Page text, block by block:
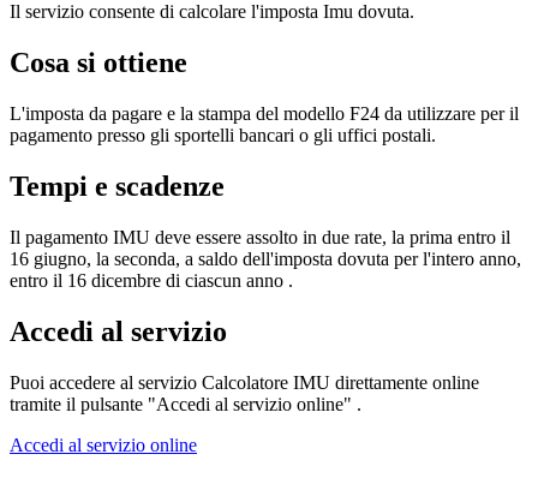
Il servizio consente di calcolare l'imposta Imu dovuta.
Cosa si ottiene
L'imposta da pagare e la stampa del modello F24 da utilizzare per il
pagamento presso gli sportelli bancari o gli uffici postali.
Tempi e scadenze
Il pagamento IMU deve essere assolto in due rate, la prima entro il
16 giugno, la seconda, a saldo dell'imposta dovuta per l'intero anno,
entro il 16 dicembre di ciascun anno .
Accedi al servizio
Puoi accedere al servizio Calcolatore IMU direttamente online
tramite il pulsante "Accedi al servizio online" .
Accedi al servizio online